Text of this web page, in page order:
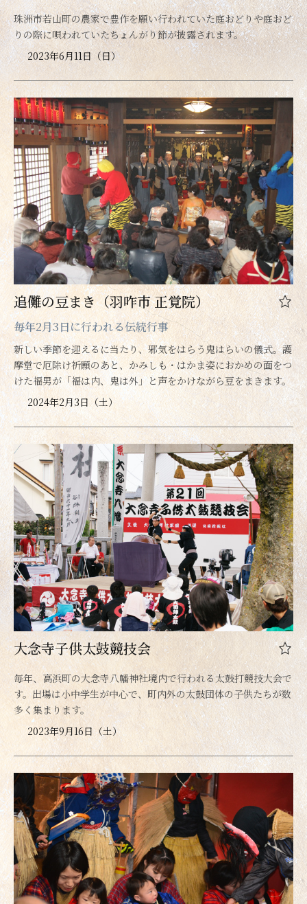
珠洲市若山町の農家で豊作を願い行われていた庭おどりや庭おど
りの際に唄われていたちょんがり節が披露されます。
2023年6月11日（日）
追儺の豆まき（羽咋市 正覚院）
毎年2月3日に行われる伝統行事
新しい季節を迎えるに当たり、邪気をはらう鬼はらいの儀式。護
摩堂で厄除け祈願のあと、かみしも・はかま姿におかめの面をつ
けた福男が「福は内、鬼は外」と声をかけながら豆をまきます。
2024年2月3日（土）
大念寺子供太鼓競技会
毎年、高浜町の大念寺八幡神社境内で行われる太鼓打競技大会で
す。出場は小中学生が中心で、町内外の太鼓団体の子供たちが数
多く集まります。
2023年9月16日（土）